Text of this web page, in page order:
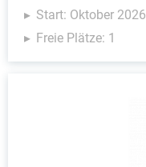
Start: Oktober 2026
Freie Plätze: 1